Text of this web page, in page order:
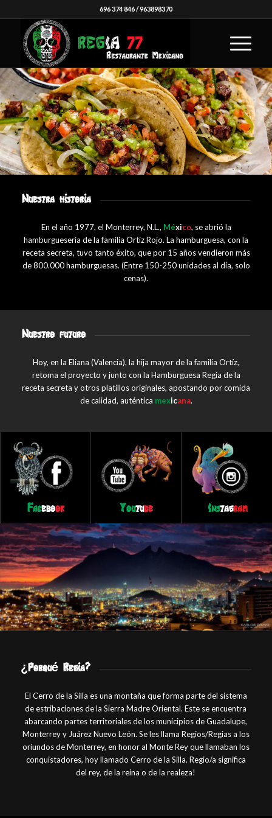
696 374 846/963898370
Nuestra historia
En el año 1977, el Monterrey, N.L., México, se abrió la
hamburguesería de la familia Ortiz Rojo. La hamburguesa, con la
receta secreta, tuvo tanto éxito, que por 15 años vendieron más
de 800.000 hamburguesas. (Entre 150-250 unidades al día, solo
cenas).
Nuestro futuro
Hoy, en la Eliana (Valencia), la hija mayor de la familia Ortíz,
retoma el proyecto y junto con la Hamburguesa Regia de la
receta secreta y otros platillos originales, apostando por comida
de calidad, auténtica mexicana.
Facebook Youtube Instagram
¿Porqué Regia?
El Cerro de la Silla es una montaña que forma parte del sistema
de estribaciones de la Sierra Madre Oriental. Este se encuentra
abarcando partes territoriales de los municipios de Guadalupe,
Monterrey y Juárez Nuevo León. Se les llama Regios/Regias a los
oriundos de Monterrey, en honor al Monte Rey que llamaban los
conquistadores, hoy llamado Cerro de la Silla. Regio/a significa
del rey, de la reina o de la realeza!